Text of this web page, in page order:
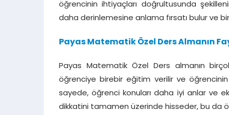
öğrencinin ihtiyaçları doğrultusunda
daha derinlemesine anlama fırsatı bulur ve
Payas Matematik Özel Ders Almanın
Payas Matematik Özel Ders almanın
öğrenciye birebir eğitim verilir ve öğrencinin
sayede, öğrenci konuları daha iyi anlar ve
dikkatini tamamen üzerinde hisseder, bu da